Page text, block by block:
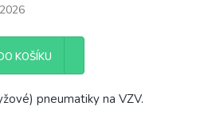
KOŠÍKU
pneumatiky na VZV.